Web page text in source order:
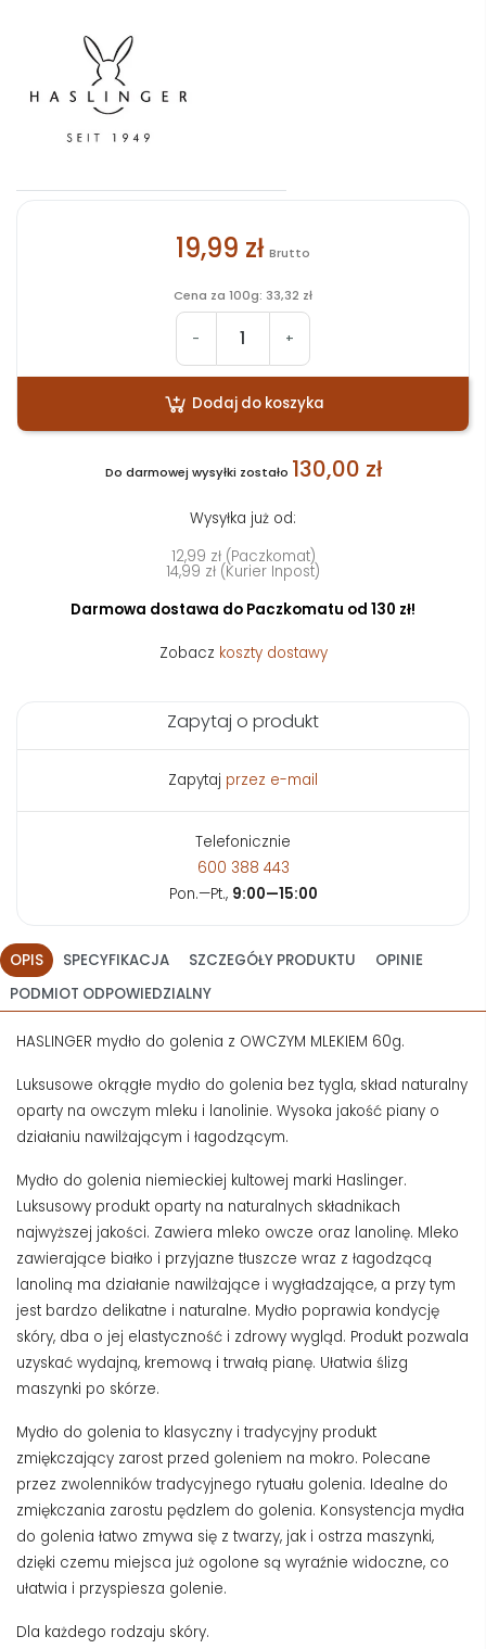
19,99 zł Brutto
Cena za 100g: 33,32 zł
- +
Dodaj do koszyka
Do darmowej wysyłki zostało 130,00 zł
Wysyłka już od:
12,99 zł (Paczkomat)
14,99 zł (Kurier Inpost)
Darmowa dostawa do Paczkomatu od 130 zł!
Zobacz koszty dostawy
Zapytaj o produkt
Zapytaj przez e-mail
Telefonicznie
600 388 443
Pon.—Pt., 9:00—15:00
OPIS SPECYFIKACJA SZCZEGÓŁY PRODUKTU
OPINIE
PODMIOT ODPOWIEDZIALNY
HASLINGER mydło do golenia z OWCZYM MLEKIEM 60g.
Luksusowe okrągłe mydło do golenia bez tygla, skład naturalny
oparty na owczym mleku i lanolinie. Wysoka jakość piany o
działaniu nawilżającym i łagodzącym.
Mydło do golenia niemieckiej kultowej marki Haslinger.
Luksusowy produkt oparty na naturalnych składnikach
najwyższej jakości. Zawiera mleko owcze oraz lanolinę. Mleko
zawierające białko i przyjazne tłuszcze wraz z łagodzącą
lanoliną ma działanie nawilżające i wygładzające, a przy tym
jest bardzo delikatne i naturalne. Mydło poprawia kondycję
skóry, dba o jej elastyczność i zdrowy wygląd. Produkt pozwala
uzyskać wydajną, kremową i trwałą pianę. Ułatwia ślizg
maszynki po skórze.
Mydło do golenia to klasyczny i tradycyjny produkt
zmiękczający zarost przed goleniem na mokro. Polecane
przez zwolenników tradycyjnego rytuału golenia. Idealne do
zmiękczania zarostu pędzlem do golenia. Konsystencja mydła
do golenia łatwo zmywa się z twarzy, jak i ostrza maszynki,
dzięki czemu miejsca już ogolone są wyraźnie widoczne, co
ułatwia i przyspiesza golenie.
Dla każdego rodzaju skóry.